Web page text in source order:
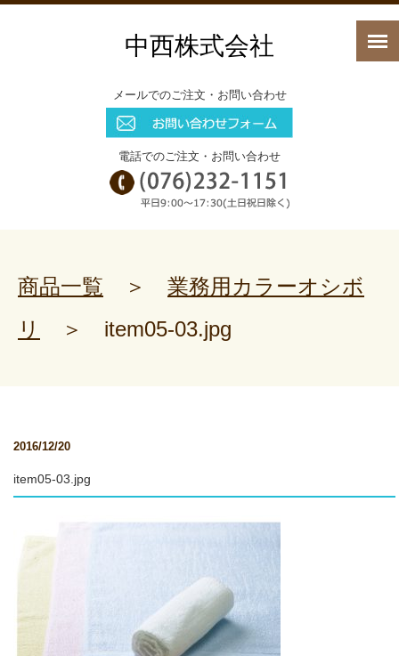
中西株式会社
メールでのご注文・お問い合わせ
電話でのご注文・お問い合わせ
商品一覧 ＞ 業務用カラーオシボ
リ
＞ item05-03.jpg
2016/12/20
item05-03.jpg